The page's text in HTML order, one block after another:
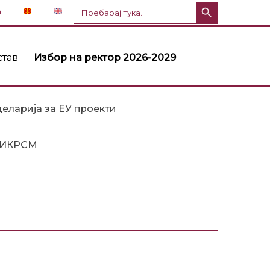
Пребарај
за:
Избор на ректор 2026-2029
за ЕУ проекти
ИКРСМ